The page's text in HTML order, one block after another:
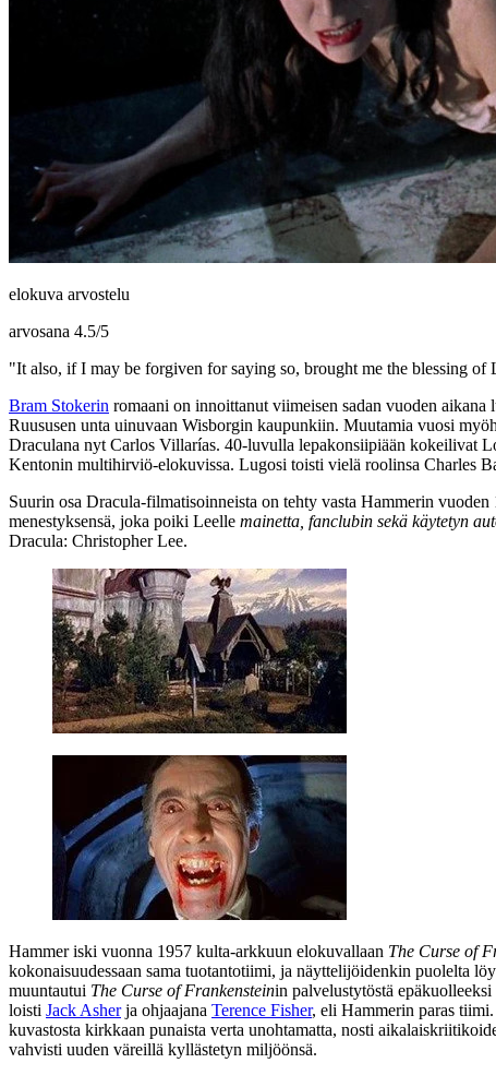
elokuva arvostelu
arvosana 4.5/5
"It also, if I may be forgiven for saying so, brought me the blessing
Bram Stokerin romaani on innoittanut viimeisen sadan vuoden aikana
Ruususen unta uinuvaan Wisborgin kaupunkiin. Muutamia vuosi
Draculana nyt Carlos Villarías. 40‑luvulla lepakonsiipiään kokeilivat
Kentonin multihirviö-elokuvissa. Lugosi toisti vielä roolinsa Charles
Suurin osa Dracula-filmatisoinneista on tehty vasta Hammerin
menestyksensä, joka poiki Leelle mainetta, fanclubin sekä käytetyn
Dracula: Christopher Lee.
Hammer iski vuonna 1957 kulta-arkkuun elokuvallaan The Curse of
kokonaisuudessaan sama tuotantotiimi, ja näyttelijöidenkin puolelta
muuntautui The Curse of Frankensteinin palvelustytöstä
loisti Jack Asherja ohjaajana Terence Fisher, eli Hammerin paras
kuvastosta kirkkaan punaista verta unohtamatta, nosti
vahvisti uuden väreillä kyllästetyn miljöönsä.